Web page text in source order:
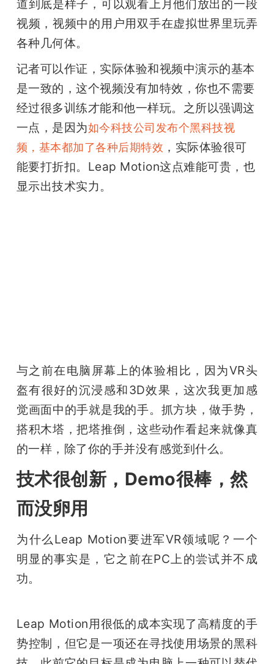
道到底是样子，可以观看上月他们放出的一段
视频，视频中的用户用双手在虚拟世界里玩弄
各种几何体。
记者可以作证，实际体验和视频中演示的基本
是一致的，这个视频没有加特效，你也不需要
经过很多训练才能和他一样玩。之所以强调这
一点，是因为如今科技公司发布个黑科技视
频，基本都加了各种后期特效 ，实际体验很可
能要打折扣。Leap Motion这点难能可贵，也
显示出技术实力。
与之前在电脑屏幕上的体验相比，因为VR头
盔有很好的沉浸感和3D效果，这次我更加感
觉画面中的手就是我的手。抓方块，做手势，
搭积木塔，把塔推倒，这些动作看起来就像真
的一样，除了你的手并没有感觉到什么。
技术很创新，Demo很棒，然
而没卵用
为什么Leap Motion要进军VR领域呢？一个
明显的事实是，它之前在PC上的尝试并不成
功。
Leap Motion用很低的成本实现了高精度的手
势控制，但它是一项还在寻找使用场景的黑科